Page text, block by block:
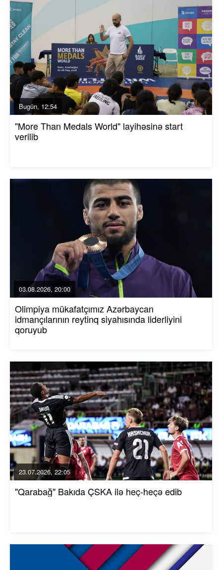
Bugün, 12:54
"More Than Medals World" layihəsinə start
verilib
03.08.2026, 20:00
Olimpiya mükafatçımız Azərbaycan
idmançılarının reytinq siyahısında liderliyini
qoruyub
23.07.2026, 22:05
"Qarabağ" Bakıda ÇSKA ilə heç-heçə edib